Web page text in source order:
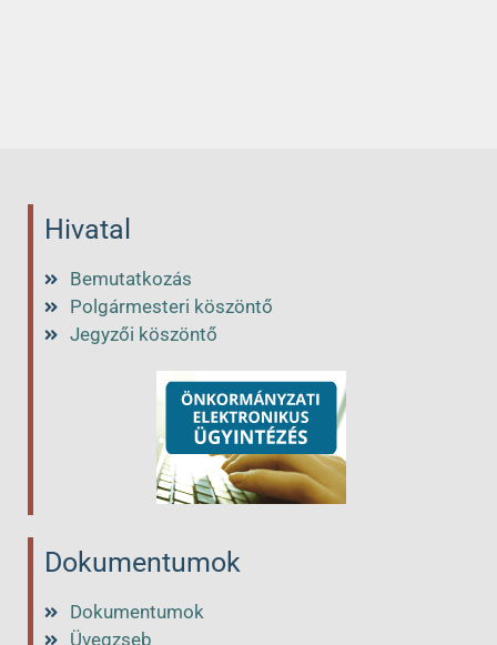
Hivatal
Bemutatkozás
Polgármesteri köszöntő
Jegyzői köszöntő
Dokumentumok
Dokumentumok
Üvegzseb